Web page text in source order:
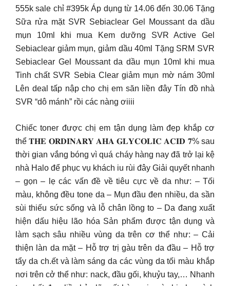
555k sale chỉ #395k Áp dụng từ 14.06 đến 30.06 Tặng
Sữa rửa mặt SVR Sebiaclear Gel Moussant da dầu
mụn 10ml khi mua Kem dưỡng SVR Active Gel
Sebiaclear giảm mụn, giảm dầu 40ml Tặng SRM SVR
Sebiaclear Gel Moussant da dầu mụn 10ml khi mua
Tinh chất SVR Sebia Clear giảm mụn mờ nám 30ml
Lên deal tấp nập cho chị em săn liền đây Tín đồ nhà
SVR “dô mánh” rồi các nàng ơiiii
Chiếc toner được chị em tận dụng làm đẹp khắp cơ
thể 𝐓𝐇𝐄 𝐎𝐑𝐃𝐈𝐍𝐀𝐑𝐘 𝐀𝐇𝐀 𝐆𝐋𝐘𝐂𝐎𝐋𝐈𝐂 𝐀𝐂𝐈𝐃 𝟕% sau
thời gian vắng bóng vì quá cháy hàng nay đã trở lại kệ
nhà Halo để phục vụ khách iu rùi đây Giải quyết nhanh
– gọn – lẹ các vấn đề về tiêu cực về da như: – Tối
màu, không đều tone da – Mụn đầu đen nhiều, da sần
sùi thiếu sức sống và lỗ chân lồng to – Da đang xuất
hiện dấu hiệu lão hóa Sản phẩm được tận dụng và
làm sạch sâu nhiều vùng da trên cơ thể như: – Cải
thiện làn da mặt – Hỗ trợ trị gàu trên da đầu – Hỗ trợ
tẩy da ch.ết và làm sáng da các vùng da tối màu khắp
nơi trên cở thể như: nack, đầu gối, khuỷu tay,… Nhanh